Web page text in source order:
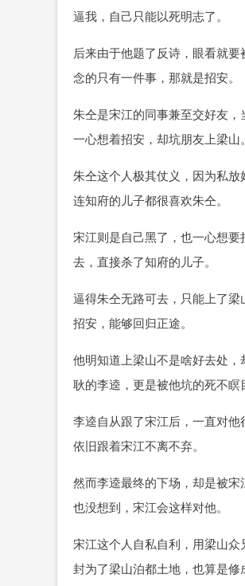
逼我，自己只能以死明志了。
后来由于他题了反诗，眼看就
念的只有一件事，那就是招安。
朱仝是宋江的同事兼至交好友
一心想着招安，却坑朋友上梁山。
朱仝这个人极其仗义，因为私
连知府的儿子都很喜欢朱仝。
宋江则是自己黑了，也一心想
去，直接杀了知府的儿子。
逼得朱仝无路可去，只能上了
招安，能够回归正途。
他明知道上梁山不是啥好去处
耿的李逵，更是被他坑的死不瞑
李逵自从跟了宋江后，一直对
依旧跟着宋江不离不弃。
然而李逵最终的下场，却是被
也没想到，宋江会这样对他。
宋江这个人自私自利，用梁山
封为了梁山泊都土地，也算是修